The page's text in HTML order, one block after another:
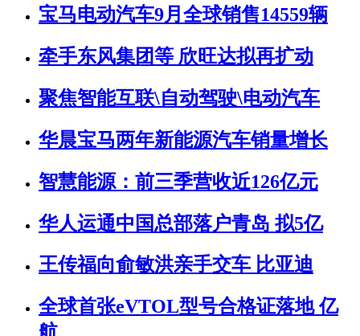
宝马电动汽车9月全球销售14559辆
牵手东风集团等 欣旺达拟再扩动
聚焦智能互联\自动驾驶\电动汽车
华晨宝马两年新能源汽车销量增长
智慧能源：前三季营收近126亿元
华人运通中国总部落户青岛 拟5亿
王传福向俞敏洪亲手交车 比亚迪
全球首张eVTOL型号合格证落地 亿